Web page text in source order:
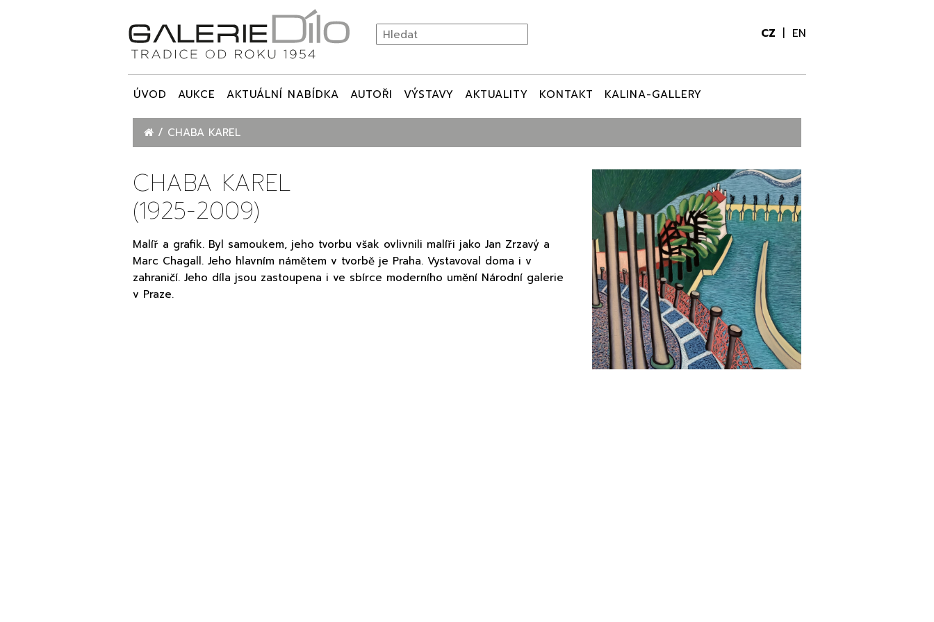
CZ EN
ÚVOD AUKCE AKTUÁLNÍ NABÍDKA AUTOŘI VÝSTAVY AKTUALITY KONTAKT KALINA-GALLERY
CHABA KAREL
(1925-2009)
Malíř a grafik. Byl samoukem, jeho tvorbu však ovlivnili malíři jako Jan Zrzavý a
Marc Chagall. Jeho hlavním námětem v tvorbě je Praha. Vystavoval doma i v
zahraničí. Jeho díla jsou zastoupena i ve sbírce moderního umění Národní galerie
v Praze.
CHABA KAREL